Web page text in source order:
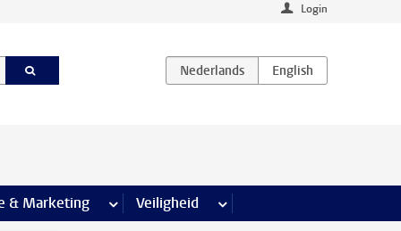
Login
& Marketing meer Communicatie & Marketing pagina’s
Veiligheid meer Veiligheid pagina’s